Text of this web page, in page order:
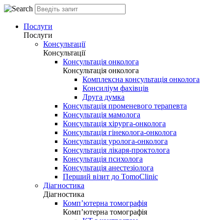
Послуги
Послуги
Консультації
Консультації
Консультація онколога
Консультація онколога
Комплексна консультація онколога
Консиліум фахівців
Друга думка
Консультація променевого терапевта
Консультація мамолога
Консультація хірурга-онколога
Консультація гінеколога-онколога
Консультація уролога-онколога
Консультація лікаря-проктолога
Консультація психолога
Консультація анестезіолога
Перший візит до TomoClinic
Діагностика
Діагностика
Комп’ютерна томографія
Комп’ютерна томографія